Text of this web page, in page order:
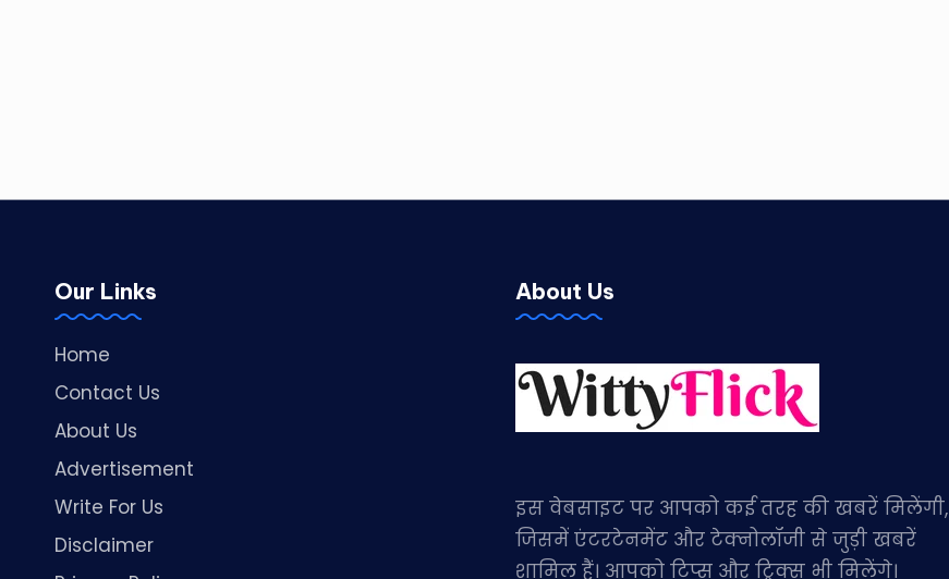
Our Links
Home
Contact Us
About Us
Advertisement
Write For Us
Disclaimer
About Us
इस वेबसाइट पर आपको कई तरह की खबरें मिलेंगी,
जिसमें एंटरटेनमेंट और टेक्नोलॉजी से जुड़ी खबरें
शामिल हैं। आपको टिप्स और ट्रिक्स भी मिलेंगे।